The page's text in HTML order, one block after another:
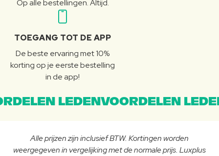
Op alle bestellingen. Altijd.
TOEGANG TOT DE APP
De beste ervaring met 10%
korting op je eerste bestelling
in de app!
LEDENVOORDELEN
Alle prijzen zijn inclusief BTW. Kortingen worden
weergegeven in vergelijking met de normale prijs. Luxplus